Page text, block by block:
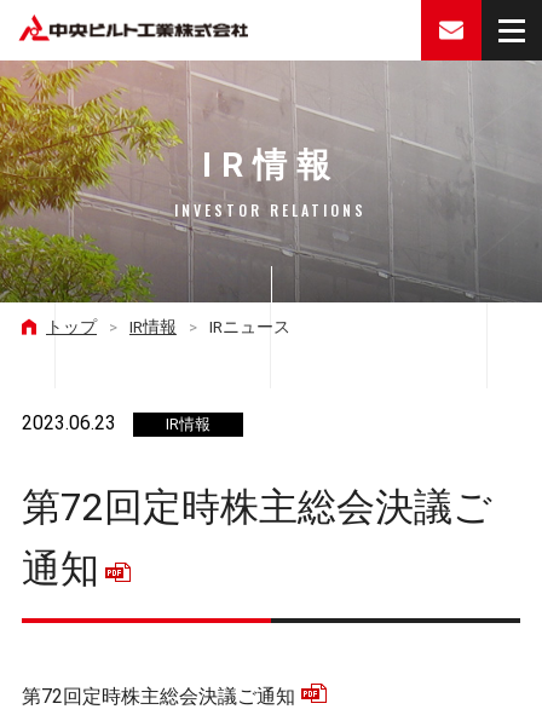
お問い合
IR情報
INVESTOR RELATIONS
トップ > IR情報 > IRニュース
2023.06.23 IR情報
第72回定時株主総会決議ご
通知
第72回定時株主総会決議ご通知